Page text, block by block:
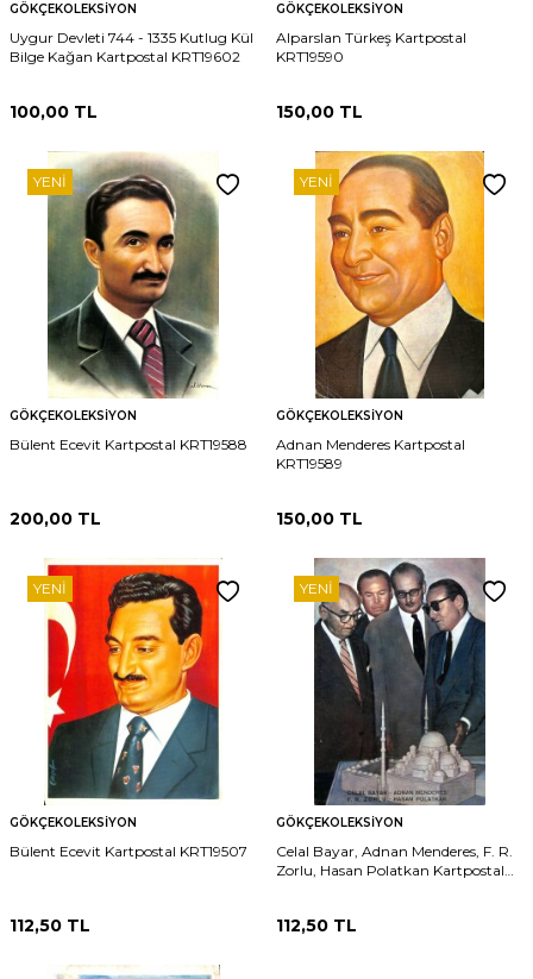
GÖKÇEKOLEKSIYON
Uygur Devleti 744 - 1335 Kutlug Kül
Bilge Kağan Kartpostal KRT19602
100,00 TL
GÖKÇEKOLEKSIYON
Alparslan Türkeş Kartpostal
KRT19590
150,00 TL
YENI
GÖKÇEKOLEKSIYON
Bülent Ecevit Kartpostal KRT19588
200,00 TL
YENI
GÖKÇEKOLEKSIYON
Adnan Menderes Kartpostal
KRT19589
150,00 TL
YENI
GÖKÇEKOLEKSIYON
Bülent Ecevit Kartpostal KRT19507
112,50 TL
YENI
GÖKÇEKOLEKSIYON
Celal Bayar, Adnan Menderes, F. R.
Zorlu, Hasan Polatkan Kartpostal
112,50 TL